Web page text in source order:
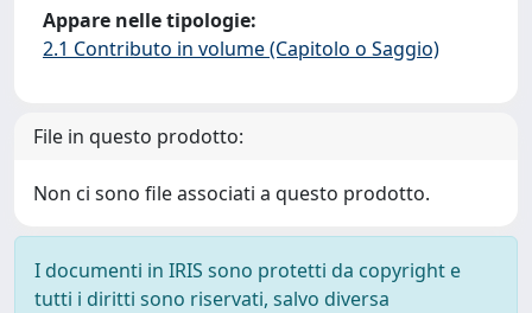
Appare nelle tipologie:
2.1 Contributo in volume (Capitolo o Saggio)
File in questo prodotto:
Non ci sono file associati a questo prodotto.
I documenti in IRIS sono protetti da copyright e
tutti i diritti sono riservati, salvo diversa